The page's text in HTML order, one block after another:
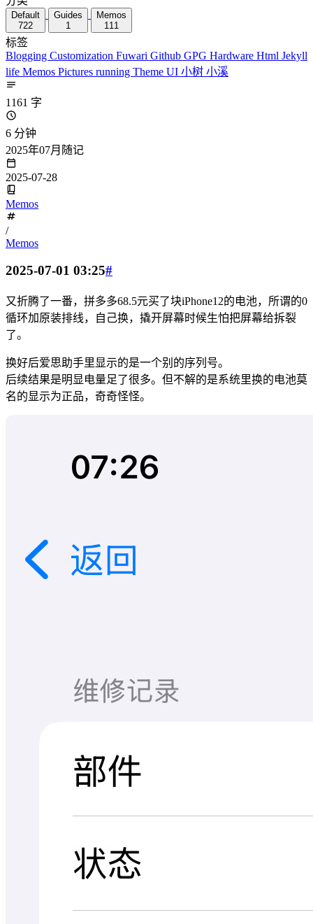
Default
722
Guides
1
Memos
111
标签
Blogging Customization Fuwari Github GPG Hardware Html Jekyll
life Memos Pictures running Theme UI 小树 小溪
1161 字
6 分钟
2025年07月随记
2025-07-28
Memos
/
Memos
2025-07-01 03:25#
又折腾了一番，拼多多68.5元买了块iPhone12的电池，所谓的0
循环加原装排线，自己换，撬开屏幕时候生怕把屏幕给拆裂
了。
换好后爱思助手里显示的是一个别的序列号。
后续结果是明显电量足了很多。但不解的是系统里换的电池莫
名的显示为正品，奇奇怪怪。